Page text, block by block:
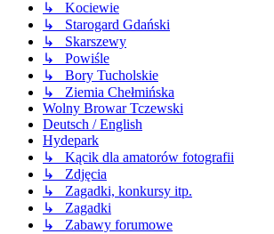
↳ Kociewie
↳ Starogard Gdański
↳ Skarszewy
↳ Powiśle
↳ Bory Tucholskie
↳ Ziemia Chełmińska
Wolny Browar Tczewski
Deutsch / English
Hydepark
↳ Kącik dla amatorów fotografii
↳ Zdjęcia
↳ Zagadki, konkursy itp.
↳ Zagadki
↳ Zabawy forumowe